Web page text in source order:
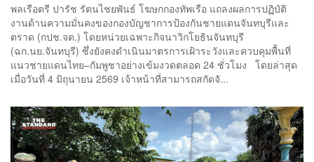
พลเรือตรี ปารัช รัตนไชยพันธ์ โฆษกกองทัพเรือ แถลงผลการปฏิบัติ
งานด้านความมั่นคงของกองบัญชาการป้องกันชายแดนจันทบุรีและ
ตราด (กปช.จต.) โดยหน่วยเฉพาะกิจนาวิกโยธินจันทบุรี
(ฉก.นย.จันทบุรี) ซึ่งยังคงดำเนินมาตรการเฝ้าระวังและควบคุมพื้นที่
แนวชายแดนไทย–กัมพูชาอย่างเข้มงวดตลอด 24 ชั่วโมง โดยล่าสุด
เมื่อวันที่ 4 มิถุนายน 2569 เจ้าหน้าที่สามารถสกัดจั...